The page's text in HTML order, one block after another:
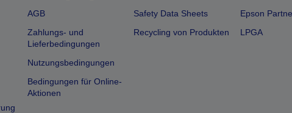
AGB
Zahlungs- und
Lieferbedingungen
Nutzungsbedingungen
Bedingungen für Online-
Aktionen
Safety Data Sheets
Recycling von Produkten
Epson
LPGA